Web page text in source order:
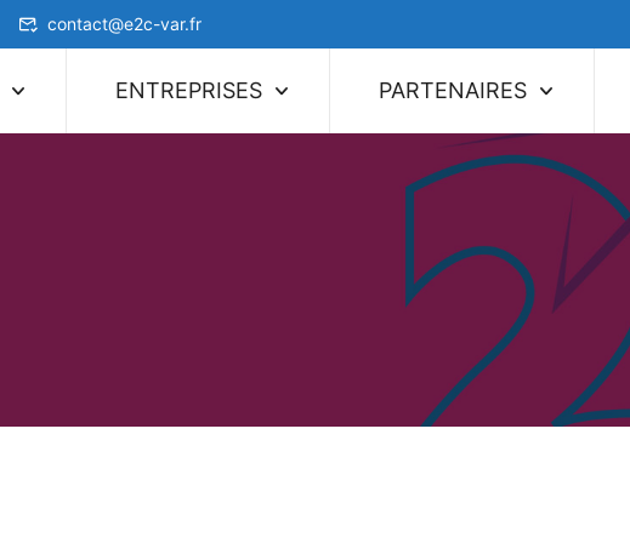
contact@e2c-var.fr
ENTREPRISES PARTENAIRES